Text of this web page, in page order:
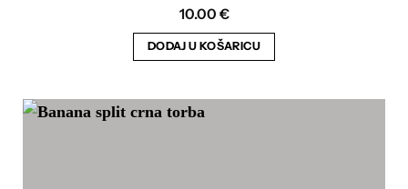
10.00 €
DODAJ U KOŠARICU